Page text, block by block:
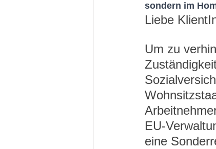
sondern im
Liebe
Um zu
EU-
eine